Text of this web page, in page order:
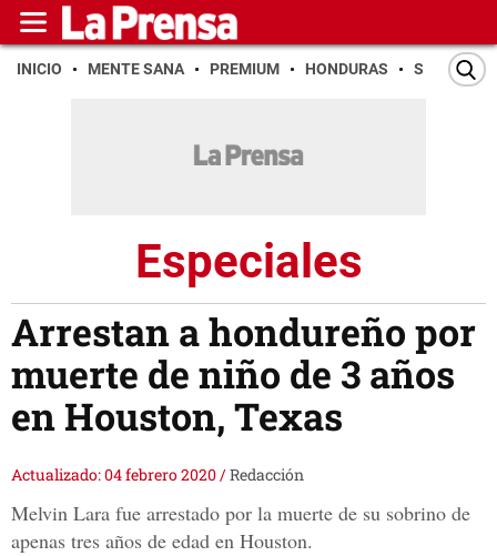
INICIO MENTE SANA PREMIUM HONDURAS SAN PEDRO
Especiales
Arrestan a hondureño por
muerte de niño de 3 años
en Houston, Texas
Actualizado: 04 febrero 2020/Redacción
Melvin Lara fue arrestado por la muerte de su sobrino de
apenas tres años de edad en Houston.